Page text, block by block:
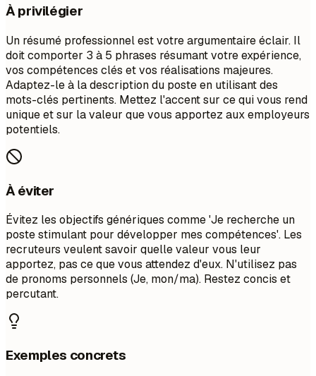
À privilégier
Un résumé professionnel est votre argumentaire éclair. Il
doit comporter 3 à 5 phrases résumant votre expérience,
vos compétences clés et vos réalisations majeures.
Adaptez-le à la description du poste en utilisant des
mots-clés pertinents. Mettez l'accent sur ce qui vous rend
unique et sur la valeur que vous apportez aux employeurs
potentiels.
À éviter
Évitez les objectifs génériques comme 'Je recherche un
poste stimulant pour développer mes compétences'. Les
recruteurs veulent savoir quelle valeur vous leur
apportez, pas ce que vous attendez d'eux. N'utilisez pas
de pronoms personnels (Je, mon/ma). Restez concis et
percutant.
Exemples concrets